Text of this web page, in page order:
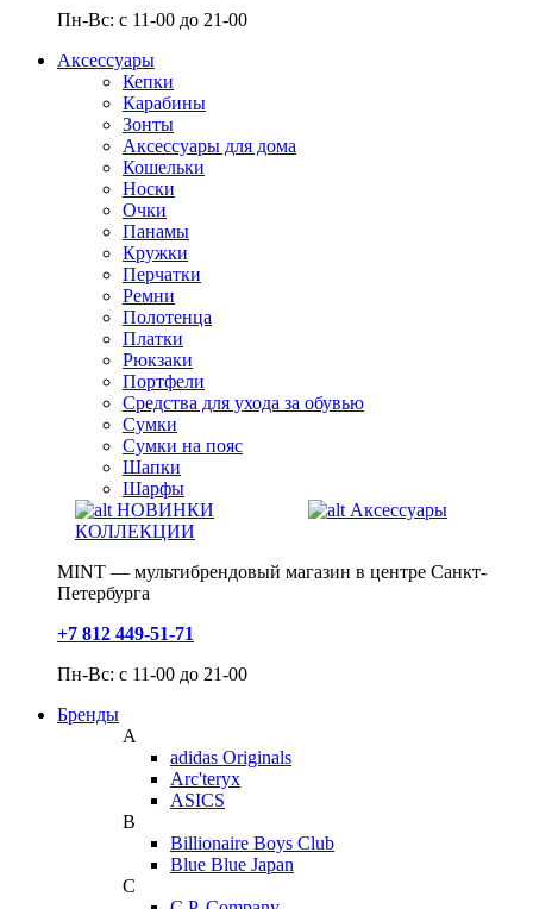
Пн-Вс: с 11-00 до 21-00
Аксессуары
Кепки
Карабины
Зонты
Аксессуары для дома
Кошельки
Носки
Очки
Панамы
Кружки
Перчатки
Ремни
Полотенца
Платки
Рюкзаки
Портфели
Средства для ухода за обувью
Сумки
Сумки на пояс
Шапки
Шарфы
НОВИНКИ
КОЛЛЕКЦИИ
Аксессуары
MINT — мультибрендовый магазин в центре Санкт-
Петербурга
+7 812 449-51-71
Пн-Вс: с 11-00 до 21-00
Бренды
A
adidas Originals
Arc'teryx
ASICS
B
Billionaire Boys Club
Blue Blue Japan
C